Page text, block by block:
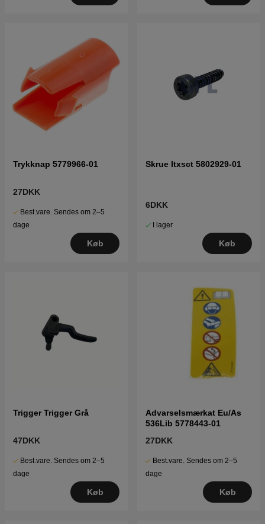
Trykknap 5779966-01
27DKK
Best.vare. Sendes om 2–5
dage
Køb
Skrue Itxsct 5802929-01
6DKK
I lager
Køb
Trigger Trigger Grå
47DKK
Best.vare. Sendes om 2–5
dage
Køb
Advarselsmærkat Eu/As
536Lib 5778443-01
27DKK
Best.vare. Sendes om 2–5
dage
Køb